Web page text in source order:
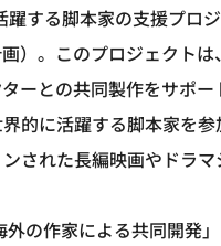
躍する脚本家の支援プロ
）。このプロジェクト
ーとの共同製作をサポ
的に活躍する脚本家を
された長編映画やドラ
の作家による共同開発